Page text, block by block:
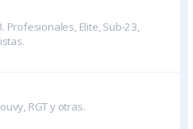
Profesionales, Elite, Sub-23,
RGT y otras.